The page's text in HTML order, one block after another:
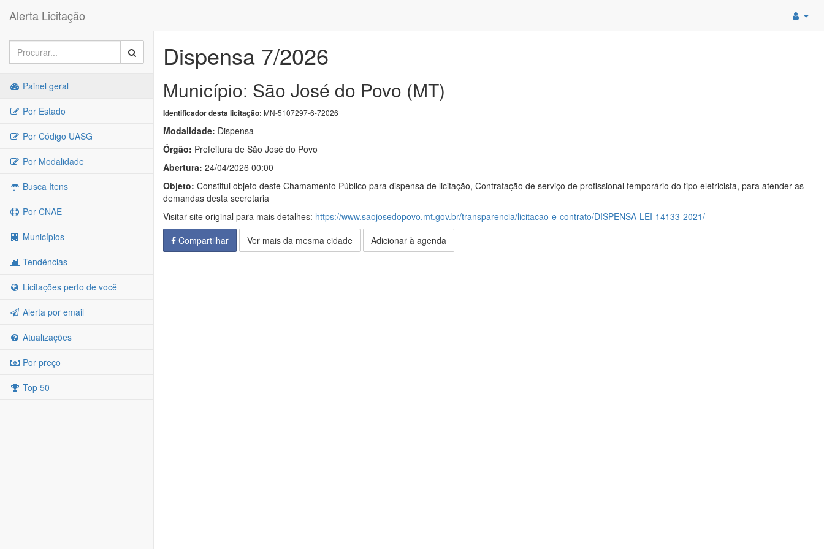
Alerta Licitação
Painel geral
Por Estado
Por Código UASG
Por Modalidade
Busca Itens
Por CNAE
Municípios
Tendências
Licitações perto de você
Alerta por email
Atualizações
Por preço
Top 50
Dispensa 7/2026
Município: São José do Povo (MT)
Identificador desta licitação: MN-5107297-6-72026
Modalidade: Dispensa
Órgão: Prefeitura de São José do Povo
Abertura: 24/04/2026 00:00
Objeto: Constitui objeto deste Chamamento Público para dispensa de licitação, Contratação de serviço de profissional temporário do tipo eletricista, para atender as
demandas desta secretaria
Visitar site original para mais detalhes: https://www.saojosedopovo.mt.gov.br/transparencia/licitacao-e-contrato/DISPENSA-LEI-14133-2021/
Compartilhar
Ver mais da mesma cidade Adicionar à agenda